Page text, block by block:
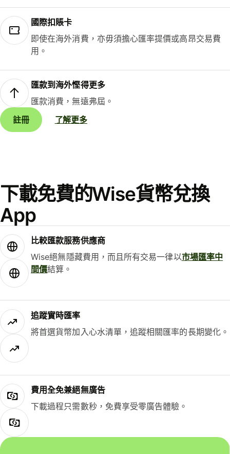
國際扣賬卡
即使在海外消費，亦毋須擔心匯率提價或高昂交易費
用。
匯款到海外慳得更多
匯款消費，無遠弗屆。
註冊
了解更多
下載免費的Wise貨幣兌換
App
比較匯款服務供應商
Wise絕無隱藏費用，而且所有交易一律以市場匯率中
間價結算。
追蹤實時匯率
將首選貨幣加入心水清單，追蹤相關匯率的長期變化。
費用全免兼絕無廣告
下載過程只需數秒，免費享受零廣告體驗。